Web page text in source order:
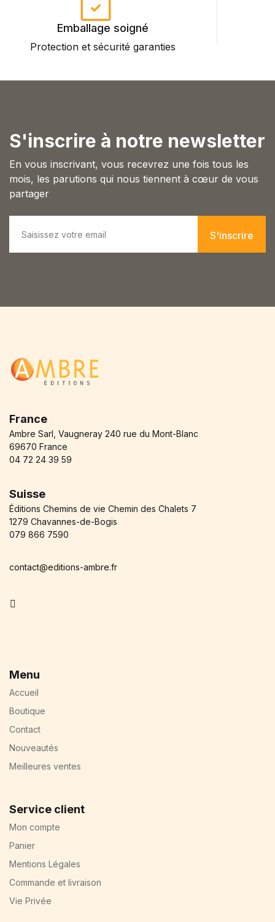
Emballage soigné
Protection et sécurité garanties
S'inscrire à notre newsletter
En vous inscrivant, vous recevrez une fois tous les
mois, les parutions qui nous tiennent à cœur de vous
partager
i
S'inscrire
France
Ambre Sarl, Vaugneray 240 rue du Mont-Blanc
69670 France
04 72 24 39 59
Suisse
Éditions Chemins de vie Chemin des Chalets 7
1279 Chavannes-de-Bogis
079 866 7590
contact@editions-ambre.fr
Menu
Accueil
Boutique
Contact
Nouveautés
Meilleures ventes
Service client
Mon compte
Panier
Mentions Légales
Commande et livraison
Vie Privée